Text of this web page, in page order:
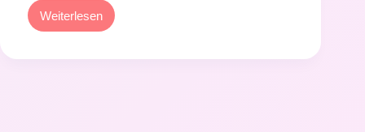
Weiterlesen
Entspannter
Herbst
Fokus